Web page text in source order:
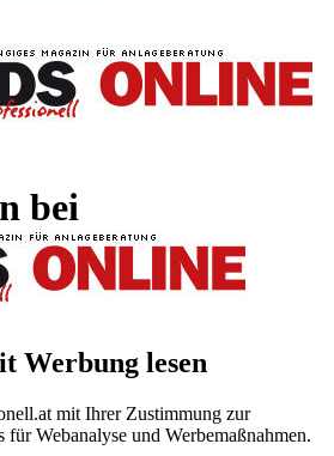
bei
Werbung lesen
mit Ihrer Zustimmung zur
Webanalyse und Werbemaßnahmen.